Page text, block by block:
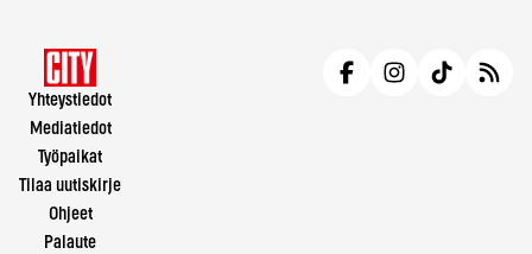
Yhteystiedot
Mediatiedot
Työpaikat
Tilaa uutiskirje
Ohjeet
Palaute